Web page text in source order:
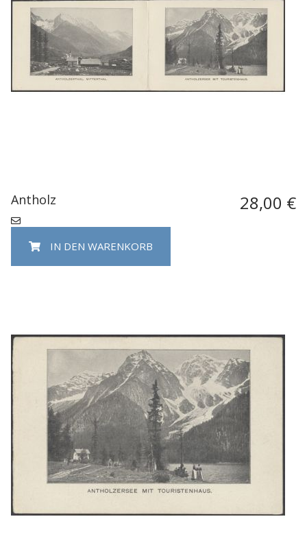
Antholz 28,00 €
IN DEN WARENKORB